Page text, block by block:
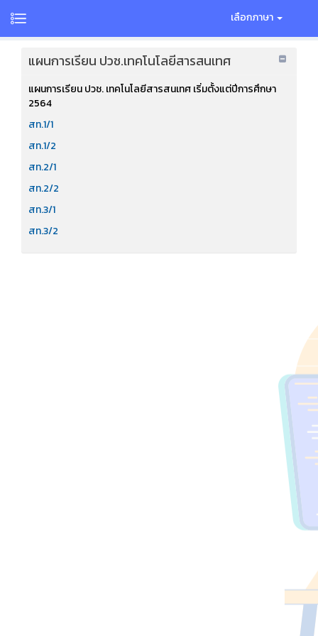
เลือกภาษา
แผนการเรียน ปวช.เทคโนโลยีสารสนเทศ
แผนการเรียน ปวช. เทคโนโลยีสารสนเทศ เริ่มตั้งแต่ปีการศึกษา
2564
สท.1/1
สท.1/2
สท.2/1
สท.2/2
สท.3/1
สท.3/2